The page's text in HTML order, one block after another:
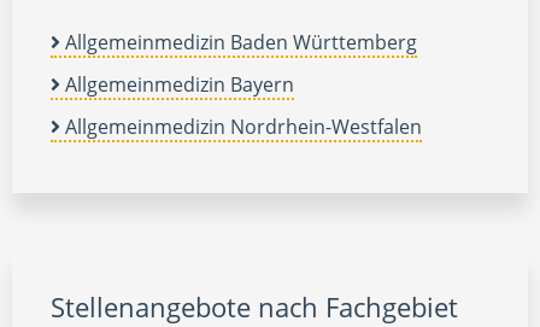
Allgemeinmedizin Baden Württemberg
Allgemeinmedizin Bayern
Allgemeinmedizin Nordrhein-Westfalen
Stellenangebote nach Fachgebiet